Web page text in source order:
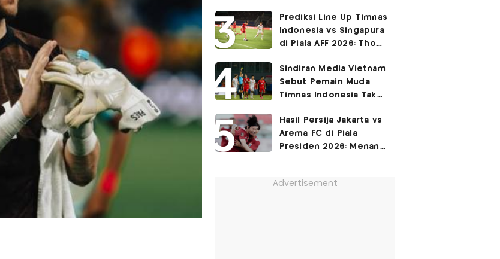
2026
Prediksi Line Up Timnas
Indonesia vs Singapura
di Piala AFF 2026: Thom
Tengah!
Sindiran Media Vietnam
Sebut Pemain Muda
Timnas Indonesia Tak
2026
Hasil Persija Jakarta vs
Arema FC di Piala
Presiden 2026: Menang
Advertisement